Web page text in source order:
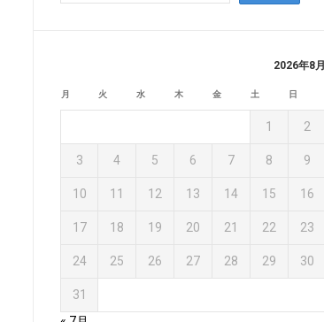
2026年8月
月 火 水 木 金 土 日
1 2
3 4 5 6 7 8 9
10 11 12 13 14 15 16
17 18 19 20 21 22 23
24 25 26 27 28 29 30
31